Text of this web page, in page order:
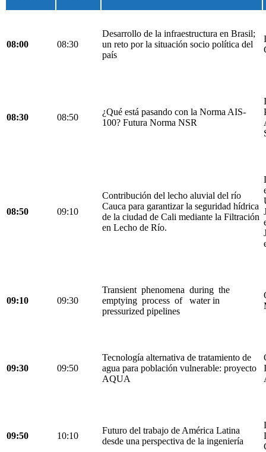
08:00 08:30
Desarrollo de la infraestructura en Brasil;
un reto por la situación socio política del
país
08:30 08:50
¿Qué está pasando con la Norma AIS-
100? Futura Norma NSR
08:50 09:10
Contribución del lecho aluvial del río
Cauca para garantizar la seguridad hídrica
de la ciudad de Cali mediante la Filtración
en Lecho de Río.
09:10 09:30
Transient phenomena during the
emptying process of water in
pressurized pipelines
09:30 09:50
Tecnología alternativa de tratamiento de
agua para población vulnerable: proyecto
AQUA
09:50 10:10
Futuro del trabajo de América Latina
desde una perspectiva de la ingeniería